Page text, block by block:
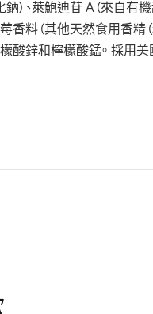
鈉）、萊鮑迪苷 A（來自
香料（其他天然食用香精（
酸鋅和檸檬酸錳。 採用